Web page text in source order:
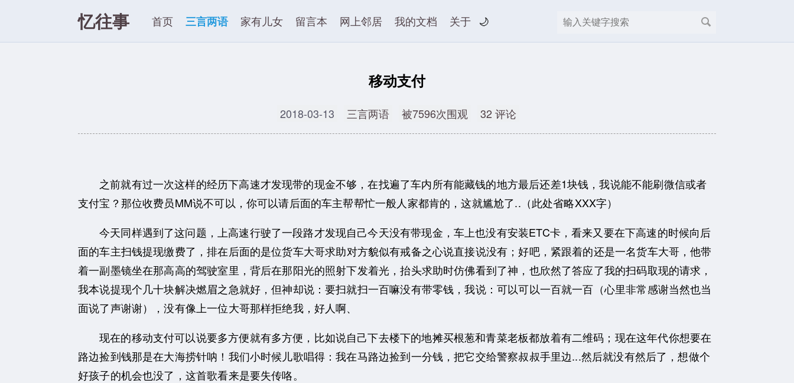
忆往事 首页 三言两语 家有儿女 留言本 网上邻居 我的文档 关于 🌙
移动支付
2018-03-13 三言两语 被7596次围观 32 评论
之前就有过一次这样的经历下高速才发现带的现金不够，在找遍了车内所有能藏钱的地方最后还差1块钱，我说能不能刷微信或者
支付宝？那位收费员MM说不可以，你可以请后面的车主帮帮忙一般人家都肯的，这就尴尬了..（此处省略XXX字）
今天同样遇到了这问题，上高速行驶了一段路才发现自己今天没有带现金，车上也没有安装ETC卡，看来又要在下高速的时候向后
面的车主扫钱提现缴费了，排在后面的是位货车大哥求助对方貌似有戒备之心说直接说没有；好吧，紧跟着的还是一名货车大哥，他带
着一副墨镜坐在那高高的驾驶室里，背后在那阳光的照射下发着光，抬头求助时仿佛看到了神，也欣然了答应了我的扫码取现的请求，
我本说提现个几十块解决燃眉之急就好，但神却说：要扫就扫一百嘛没有带零钱，我说：可以可以一百就一百（心里非常感谢当然也当
面说了声谢谢），没有像上一位大哥那样拒绝我，好人啊、
现在的移动支付可以说要多方便就有多方便，比如说自己下去楼下的地摊买根葱和青菜老板都放着有二维码；现在这年代你想要在
路边捡到钱那是在大海捞针呐！我们小时候儿歌唱得：我在马路边捡到一分钱，把它交给警察叔叔手里边...然后就没有然后了，想做个
好孩子的机会也没了， 这首歌看来是要失传咯。